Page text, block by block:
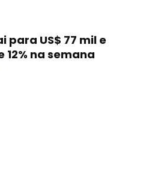
para US$ 77 mil e
na semana